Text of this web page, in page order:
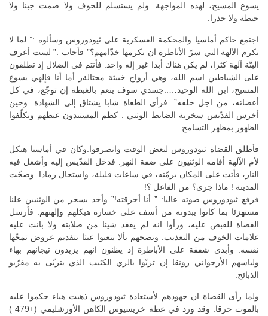
يسوع المسيح، لهذه المواجهة. ولم يستسلم للخوف ولا صمت جبنا ولا
حيطة ولا حذرا.
اجتمع حاكم أماسيا والمحكمة العسكرية على ثيودوروس وسألوه :” لما لا
تكرم الآلهة التي سرّ الأباطرة ان يكرمها خدّامهم؟” فأجاب :” لست أعرف
البتّة آلهة كثرا، لم يكن هناك أبدا غير إله واحد. فأنتم في الضلال إذ تطلقون
على الشياطين اسم الله، وهي أرواح خبيثة محتالةز أما أنا فإلهي يسوع
المسيح، ابن الله الوحيد…..جسدي سوف ينعم بالغبطة إن توجّع، في كل
أعضائه، من اجل خلقه”. فرأى الطغاة شابا يشتاق إلى الشهادة. وحين
أخرس القدّيس سخرية الضابط الوثني . كظم المستبدون غيظهم وتكلّفوا
الظهور بمظهر التسامح.
فأطلق القضاة ثيودوروس لبعض الوقت وانصرفوا.وكان في أماسيا هيكل
لأم الآلهة أقامه الوثنيون على ضفة النهر. فدخل القدّيس إليه وأشعل فيه
النار، فأتت على المكان برمّته، في ساعات قليلة، واستحال رمادا. وضجّت
المدينة ! ماذا جرى؟ من الفاعل ؟!
فرفع ثيودوروس صوته عاليا: ” أنا أحرقته!” وأخذ يسخر من الوثنيين علنا
مستهزئا بما كانوا يبدونه من أسف على خسارة هيكلهم وإلهتهم. فأرسل
القضاة للقبض عليه، ورأوا انه لم يفقد شيئا من صلابته ولا بانت عليه
علامات الخوف من التعذيب. ونصحهم بألا يتعبوا عبثا بتقديم عروض تمجّها
نفسه. وأبدى شفقة على الأباطرة إذ يظنون انهم يزيدون تيجانهم بهاء
ولباسهم الأرجواني رونقا إن تزيّوا بالزي الكئيب الذي يتزيّى به مقرّبو
الذبائح.
ولما رأى القضاة ان جهودهم لأستعادة ثيودوروس ذهبت هباء حكموا عليه
بالموت حرقا. وقد ورد في عظة خريسيوس الكاهن الأورشليمي (+479 )